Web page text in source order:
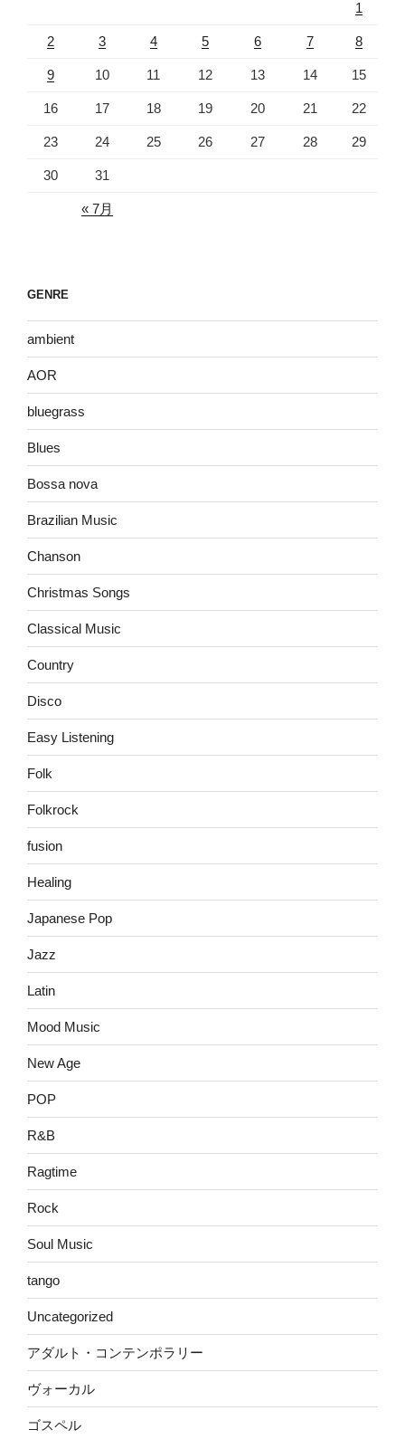
1
2 3 4 5 6 7 8
9 10 11 12 13 14 15
16 17 18 19 20 21 22
23 24 25 26 27 28 29
30 31
« 7月
GENRE
ambient
AOR
bluegrass
Blues
Bossa nova
Brazilian Music
Chanson
Christmas Songs
Classical Music
Country
Disco
Easy Listening
Folk
Folkrock
fusion
Healing
Japanese Pop
Jazz
Latin
Mood Music
New Age
POP
R&B
Ragtime
Rock
Soul Music
tango
Uncategorized
アダルト・コンテンポラリー
ヴォーカル
ゴスペル